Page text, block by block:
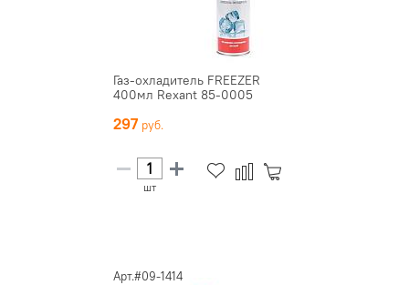
Газ-охладитель FREEZER
400мл Rexant 85-0005
297
шт
Арт.#09-1414